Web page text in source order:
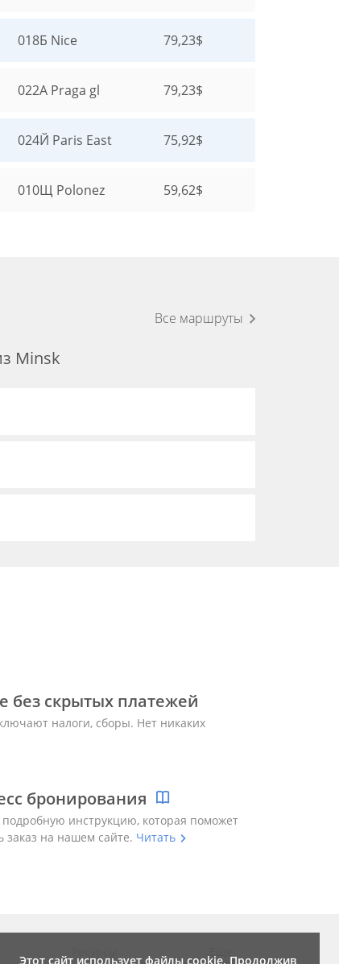
018Б Nice 79,23$
022А Praga gl 79,23$
024Й Paris East 75,92$
010Щ Polonez 59,62$
Все маршруты
Minsk
без скрытых платежей
налоги, сборы. Нет никаких
бронирования
инструкцию, которая поможет
заказ на нашем сайте. Читать
Этот сайт использует файлы cookie. Продолжив,